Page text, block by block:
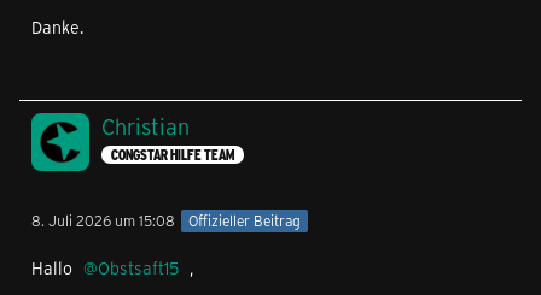
Danke.
Christian
CONGSTAR HILFE TEAM
8. Juli 2026 um 15:08 Offizieller Beitrag
Hallo Obstsaft15 ,